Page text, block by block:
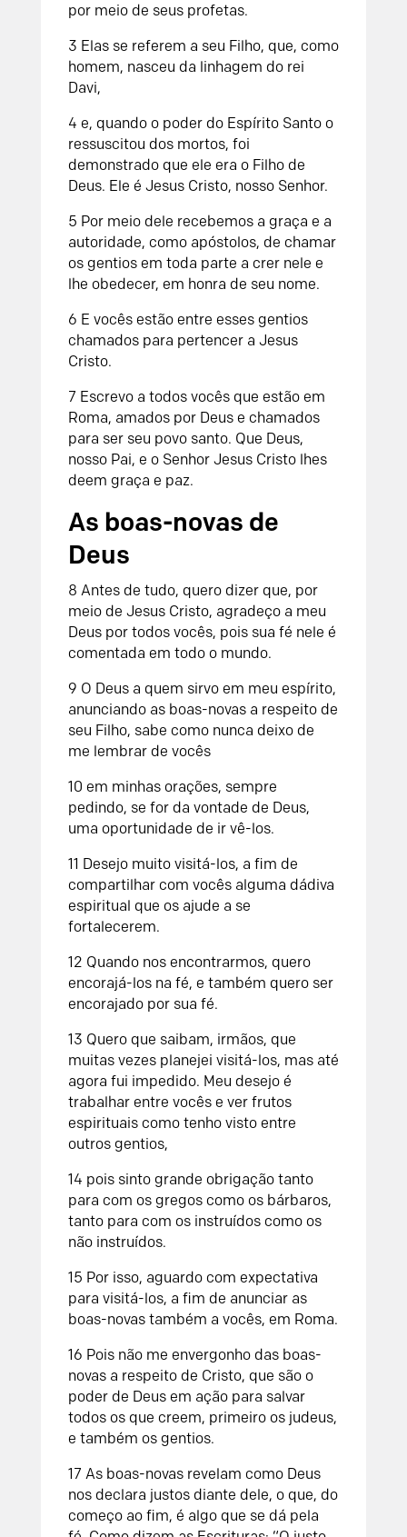
por meio de seus profetas.
3 Elas se referem a seu Filho, que, como
homem, nasceu da linhagem do rei
Davi,
4 e, quando o poder do Espírito Santo o
ressuscitou dos mortos, foi
demonstrado que ele era o Filho de
Deus. Ele é Jesus Cristo, nosso Senhor.
5 Por meio dele recebemos a graça e a
autoridade, como apóstolos, de chamar
os gentios em toda parte a crer nele e
lhe obedecer, em honra de seu nome.
6 E vocês estão entre esses gentios
chamados para pertencer a Jesus
Cristo.
7 Escrevo a todos vocês que estão em
Roma, amados por Deus e chamados
para ser seu povo santo. Que Deus,
nosso Pai, e o Senhor Jesus Cristo lhes
deem graça e paz.
As boas-novas de
Deus
8 Antes de tudo, quero dizer que, por
meio de Jesus Cristo, agradeço a meu
Deus por todos vocês, pois sua fé nele é
comentada em todo o mundo.
9 O Deus a quem sirvo em meu espírito,
anunciando as boas-novas a respeito de
seu Filho, sabe como nunca deixo de
me lembrar de vocês
10 em minhas orações, sempre
pedindo, se for da vontade de Deus,
uma oportunidade de ir vê-los.
11 Desejo muito visitá-los, a fim de
compartilhar com vocês alguma dádiva
espiritual que os ajude a se
fortalecerem.
12 Quando nos encontrarmos, quero
encorajá-los na fé, e também quero ser
encorajado por sua fé.
13 Quero que saibam, irmãos, que
muitas vezes planejei visitá-los, mas até
agora fui impedido. Meu desejo é
trabalhar entre vocês e ver frutos
espirituais como tenho visto entre
outros gentios,
14 pois sinto grande obrigação tanto
para com os gregos como os bárbaros,
tanto para com os instruídos como os
não instruídos.
15 Por isso, aguardo com expectativa
para visitá-los, a fim de anunciar as
boas-novas também a vocês, em Roma.
16 Pois não me envergonho das boas-
novas a respeito de Cristo, que são o
poder de Deus em ação para salvar
todos os que creem, primeiro os judeus,
e também os gentios.
17 As boas-novas revelam como Deus
nos declara justos diante dele, o que, do
começo ao fim, é algo que se dá pela